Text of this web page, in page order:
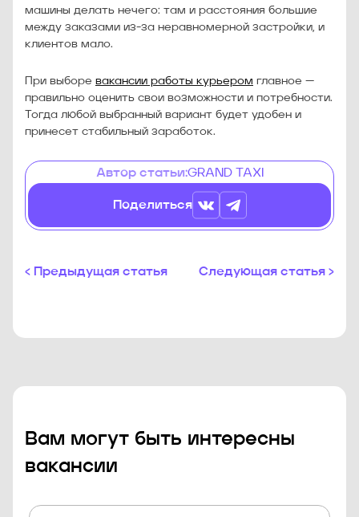
машины делать нечего: там и расстояния большие
между заказами из-за неравномерной застройки, и
клиентов мало.
При выборе вакансии работы курьером главное —
правильно оценить свои возможности и потребности.
Тогда любой выбранный вариант будет удобен и
принесет стабильный заработок.
Автор статьи:GRAND TAXI
Поделиться
‹ Предыдущая статья Следующая статья ›
Вам могут быть интересны
вакансии